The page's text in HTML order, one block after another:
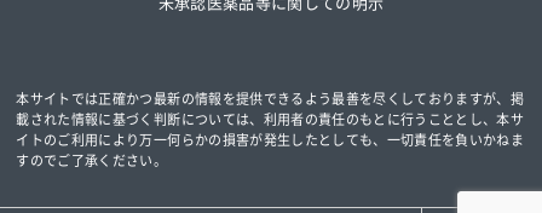
本サイトでは正確かつ最新の情報を提供できるよう最善を尽くしておりますが、掲
載された情報に基づく判断については、 利用者の責任のもとに行うこととし、本サ
イトのご利用により万一何らかの損害が発生したとしても、一切責任を負いかねま
すのでご了承ください。